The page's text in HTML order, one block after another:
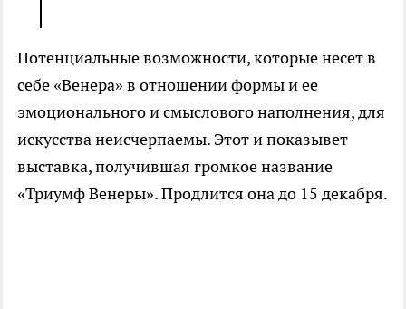
Потенциальные возможности, которые несет в
себе «Венера» в отношении формы и ее
эмоционального и смыслового наполнения, для
искусства неисчерпаемы. Этот и показывет
выставка, получившая громкое название
«Триумф Венеры». Продлится она до 15 декабря.